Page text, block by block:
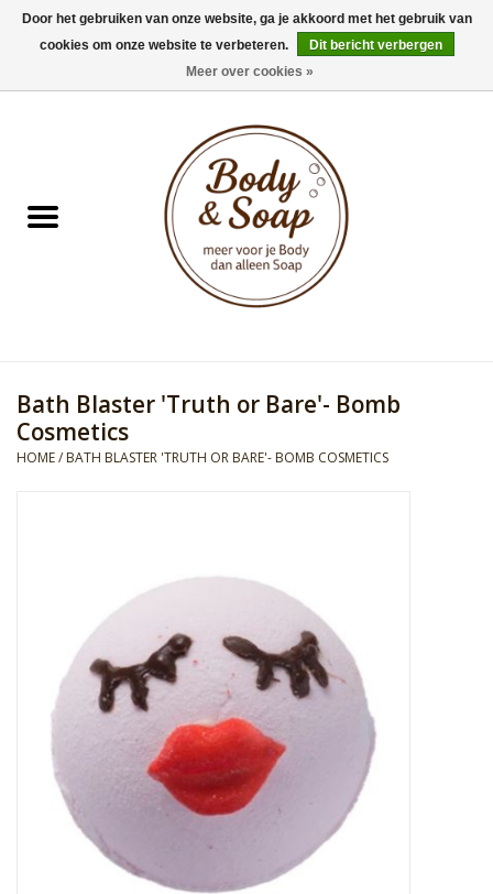
0 Artikelen - €0,00
Doucheproducten
Kids Collection
Reviews
Women's Collection
Bath Blaster 'Truth or Bare'- Bomb
Cosmetics
HOME/ BATH BLASTER 'TRUTH OR BARE'- BOMB COSMETICS
Door het gebruiken van onze website, ga je akkoord met het gebruik van
cookies om onze website te verbeteren.
Dit bericht verbergen
Meer over cookies »